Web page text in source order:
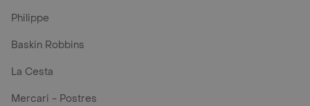
Philippe
Baskin Robbins
La Cesta
Mercari - Postres